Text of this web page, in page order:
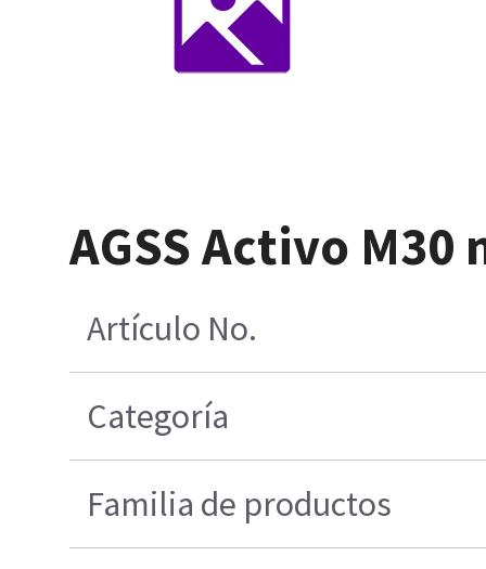
AGSS Activo
Artículo No.
Categoría
Familia de productos